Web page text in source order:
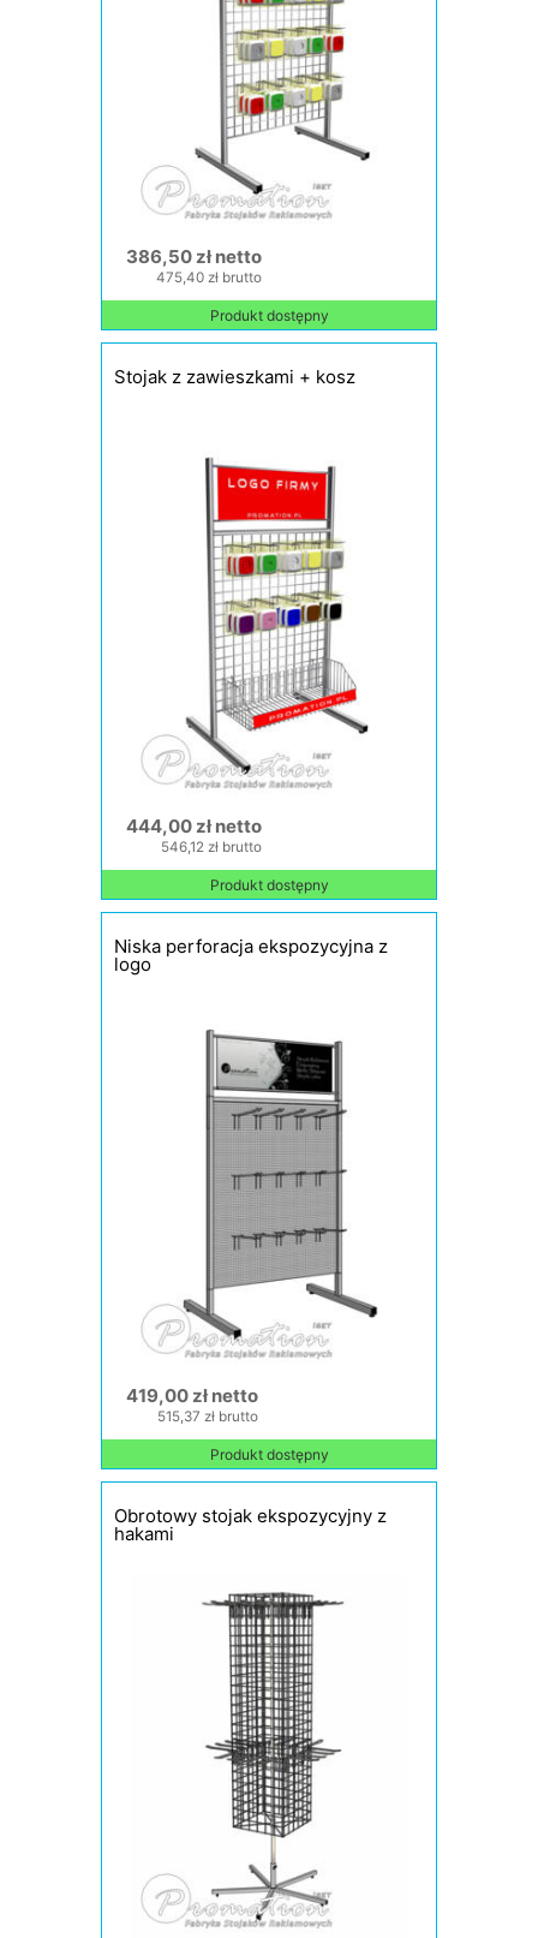
386,50 zł netto
475,40 zł brutto
Produkt dostępny
Stojak z zawieszkami + kosz
444,00 zł netto
546,12 zł brutto
Produkt dostępny
Niska perforacja ekspozycyjna z
logo
419,00 zł netto
515,37 zł brutto
Produkt dostępny
Obrotowy stojak ekspozycyjny z
hakami